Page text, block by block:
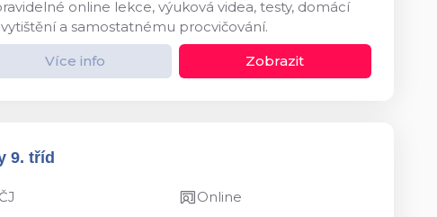
online lekce, výuková videa, testy, domácí
a samostatnému procvičování.
Více info Zobrazit
9. tříd
Online